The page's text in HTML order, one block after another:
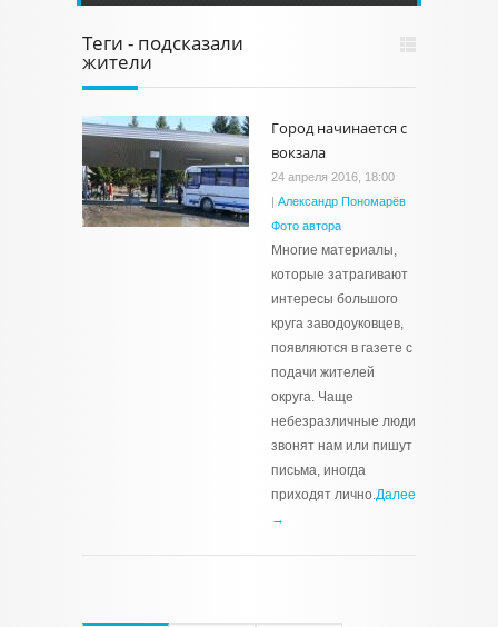
Теги - подсказали
жители
Город начинается с
вокзала
24 апреля 2016, 18:00
| Александр Пономарёв
Фото автора
Многие материалы,
которые затрагивают
интересы большого
круга заводоуковцев,
появляются в газете с
подачи жителей
округа. Чаще
небезразличные люди
звонят нам или пишут
письма, иногда
приходят лично.Далее
→